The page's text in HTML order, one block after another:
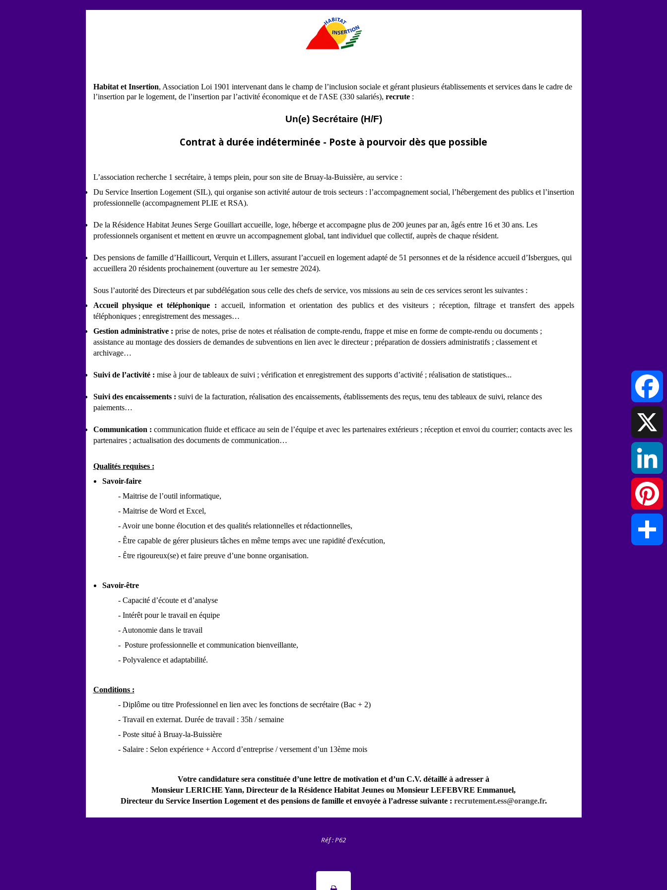
Habitat et Insertion, Association Loi 1901 intervenant dans le champ de l’inclusion sociale et gérant plusieurs établissements et services dans le cadre de
l’insertion par le logement, de l’insertion par l’activité économique et de l'ASE (330 salariés), recrute :
Un(e) Secrétaire (H/F)
Contrat à durée indéterminée - Poste à pourvoir dès que possible
L’association recherche 1 secrétaire, à temps plein, pour son site de Bruay-la-Buissière, au service :
Du Service Insertion Logement (SIL), qui organise son activité autour de trois secteurs : l’accompagnement social, l’hébergement des publics et l’insertion
professionnelle (accompagnement PLIE et RSA).
De la Résidence Habitat Jeunes Serge Gouillart accueille, loge, héberge et accompagne plus de 200 jeunes par an, âgés entre 16 et 30 ans. Les
professionnels organisent et mettent en œuvre un accompagnement global, tant individuel que collectif, auprès de chaque résident.
Des pensions de famille d’Haillicourt, Verquin et Lillers, assurant l’accueil en logement adapté de 51 personnes et de la résidence accueil d’Isbergues, qui
accueillera 20 résidents prochainement (ouverture au 1ersemestre 2024).
Sous l’autorité des Directeurs et par subdélégation sous celle des chefs de service, vos missions au sein de ces services seront les suivantes :
Accueil physique et téléphonique : accueil, information et orientation des publics et des visiteurs ; réception, filtrage et transfert des appels
téléphoniques ; enregistrement des messages…
Gestion administrative : prise de notes, prise de notes et réalisation de compte-rendu, frappe et mise en forme de compte-rendu ou documents ;
assistance au montage des dossiers de demandes de subventions en lien avec le directeur ; préparation de dossiers administratifs ; classement et
archivage…
Suivi de l’activité : mise à jour de tableaux de suivi ; vérification et enregistrement des supports d’activité ; réalisation de statistiques...
Suivi des encaissements : suivi de la facturation, réalisation des encaissements, établissements des reçus, tenu des tableaux de suivi, relance des
paiements…
Communication : communication fluide et efficace au sein de l’équipe et avec les partenaires extérieurs ; réception et envoi du courrier; contacts avec les
partenaires ; actualisation des documents de communication…
Qualités requises :
Savoir-faire
-Maitrise de l’outil informatique,
-Maitrise de Word et Excel,
- Avoir une bonne élocution et des qualités relationnelles et rédactionnelles,
-Être capable de gérer plusieurs tâches en même temps avec une rapidité d'exécution,
- Être rigoureux(se) et faire preuve d’une bonne organisation.
Savoir-être
-Capacité d’écoute et d’analyse
-Intérêt pour le travail en équipe
- Autonomie dans le travail
-Posture professionnelle et communication bienveillante,
-Polyvalence et adaptabilité.
Conditions :
-Diplôme ou titre Professionnel en lien avec les fonctions de secrétaire (Bac + 2)
-Travail en externat. Durée de travail : 35h / semaine
-Poste situé à Bruay-la-Buissière
- Salaire : Selon expérience + Accord d’entreprise / versement d’un 13ème mois
Votre candidature sera constituée d’une lettre de motivation et d’un C.V. détaillé à adresser à
Monsieur LERICHE Yann, Directeur de la Résidence Habitat Jeunes ou Monsieur LEFEBVRE Emmanuel,
Directeur du Service Insertion Logement et des pensions de famille et envoyée à l’adresse suivante : recrutement.ess@orange.fr.
Réf : P62
Facebook
X
LinkedIn